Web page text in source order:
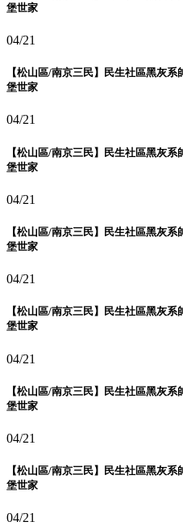
堡世家
04/21
【松山區/南京三民】民生社區黑灰
堡世家
04/21
【松山區/南京三民】民生社區黑灰
堡世家
04/21
【松山區/南京三民】民生社區黑灰
堡世家
04/21
【松山區/南京三民】民生社區黑灰
堡世家
04/21
【松山區/南京三民】民生社區黑灰
堡世家
04/21
【松山區/南京三民】民生社區黑灰
堡世家
04/21